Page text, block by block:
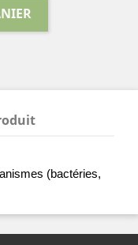
(bactéries,